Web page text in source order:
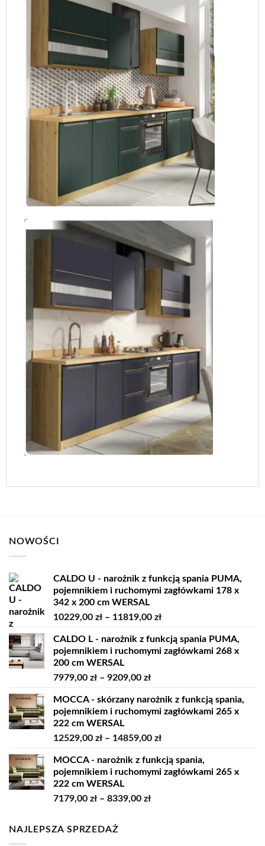
NOWOŚCI
CALDO U - narożnik z funkcją spania PUMA,
pojemnikiem i ruchomymi zagłówkami 178 x
342 x 200 cm WERSAL
10229,00 zł – 11819,00 złZakres
od
10229,00 zł
CALDO L - narożnik z funkcją spania PUMA,
pojemnikiem i ruchomymi zagłówkami 268 x
200 cm WERSAL
7979,00 zł – 9209,00 złZakres
od
7979,00 zł
9209,00 zł
MOCCA - skórzany narożnik z funkcją spania,
pojemnikiem i ruchomymi zagłówkami 265 x
222 cm WERSAL
12529,00 zł – 14859,00 złZakres
od
12529,00 zł
MOCCA - narożnik z funkcją spania,
pojemnikiem i ruchomymi zagłówkami 265 x
222 cm WERSAL
7179,00 zł – 8339,00 złZakres
NAJLEPSZA SPRZEDAŻ